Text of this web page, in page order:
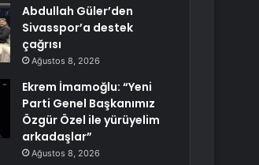
Abdullah Güler’den
Sivasspor’a destek
çağrısı
Ağustos 8, 2026
Ekrem İmamoğlu: “Yeni
Parti Genel Başkanımız
Özgür Özel ile yürüyelim
arkadaşlar”
Ağustos 8, 2026